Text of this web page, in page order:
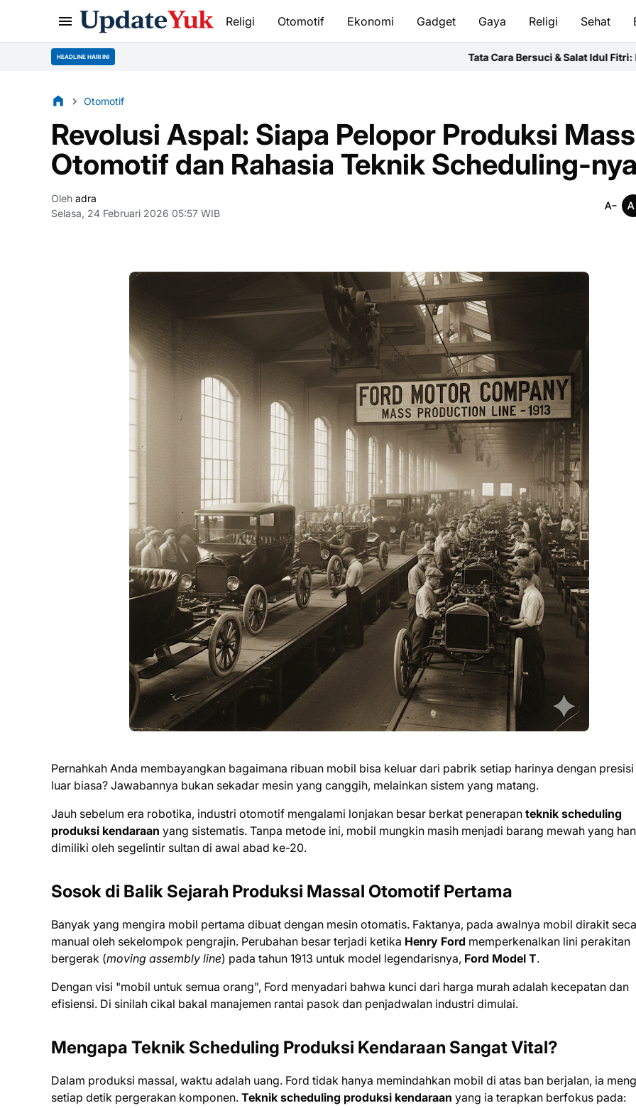
Religi Otomotif Ekonomi Gadget Gaya Religi Sehat
HEADLINE HARI INI Tata Cara Bersuci & Salat Idul Fitri: Panduan Lengkap
Otomotif
Revolusi Aspal: Siapa Pelopor Produksi
Otomotif dan Rahasia Teknik Scheduling-
Oleh adra
Selasa, 24 Februari 2026 05:57 WIB
Pernahkah Anda membayangkan bagaimana ribuan mobil bisa keluar dari pabrik setiap harinya dengan
luar biasa? Jawabannya bukan sekadar mesin yang canggih, melainkan sistem yang matang.
Jauh sebelum era robotika, industri otomotif mengalami lonjakan besar berkat penerapan teknik scheduling
produksi kendaraan yang sistematis. Tanpa metode ini, mobil mungkin masih menjadi barang mewah yang
dimiliki oleh segelintir sultan di awal abad ke-20.
Sosok di Balik Sejarah Produksi Massal Otomotif Pertama
Banyak yang mengira mobil pertama dibuat dengan mesin otomatis. Faktanya, pada awalnya mobil dirakit
manual oleh sekelompok pengrajin. Perubahan besar terjadi ketika Henry Ford memperkenalkan lini perakitan
bergerak (moving assembly line) pada tahun 1913 untuk model legendarisnya, Ford Model T.
Dengan visi "mobil untuk semua orang", Ford menyadari bahwa kunci dari harga murah adalah kecepatan dan
efisiensi. Di sinilah cikal bakal manajemen rantai pasok dan penjadwalan industri dimulai.
Mengapa Teknik Scheduling Produksi Kendaraan Sangat Vital?
Dalam produksi massal, waktu adalah uang. Ford tidak hanya memindahkan mobil di atas ban berjalan, ia
setiap detik pergerakan komponen. Teknik scheduling produksi kendaraan yang ia terapkan berfokus pada: